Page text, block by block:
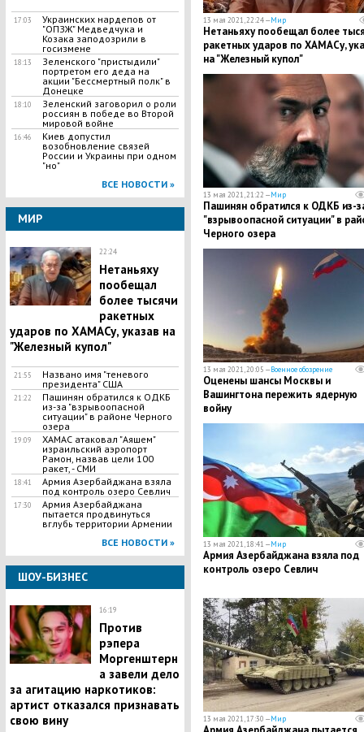
17:03
Украинских нардепов от
"ОПЗЖ" Медведчука и
Козака заподозрили в
госизмене
18:13
Зеленского "пристыдили"
портретом его деда на
акции "Бессмертный полк" в
Донецке
18:10
Зеленский заговорил о роли
россиян в победе во Второй
мировой войне
16:46
Киев допустил
возобновление связей
России и Украины при одном
"но"
ВСЕ НОВОСТИ »
МИР
22:24
Нетаньяху
пообещал
более тысячи
ракетных
ударов по ХАМАСу, указав на
"Железный купол"
21:55
Названо имя "теневого
президента" США
21:22
Пашинян обратился к ОДКБ
из-за "взрывоопасной
ситуации" в районе Черного
озера
19:09
ХАМАС атаковал "Аяшем"
израильский аэропорт
Рамон, назвав цели 100
ракет, - СМИ
18:41
Армия Азербайджана взяла
под контроль озеро Севлич
17:30
Армия Азербайджана
пытается продвинуться
вглубь территории Армении
ВСЕ НОВОСТИ »
ШОУ-БИЗНЕС
16:19
Против
рэпера
Моргенштерн
а завели дело
за агитацию наркотиков:
артист отказался признавать
свою вину
13 мая 2021, 22:24 —Мир
Нетаньяху пообещал более
ракетных ударов по ХАМАСу,
на "Железный купол"
13 мая 2021, 21:22 —Мир
Пашинян обратился к ОДКБ из-
"взрывоопасной ситуации" в
Черного озера
13 мая 2021, 20:05 —Военное обозрение
Оценены шансы Москвы и
Вашингтона пережить ядерную
войну
13 мая 2021, 18:41 —Мир
Армия Азербайджана взяла под
контроль озеро Севлич
13 мая 2021, 17:30 —Мир